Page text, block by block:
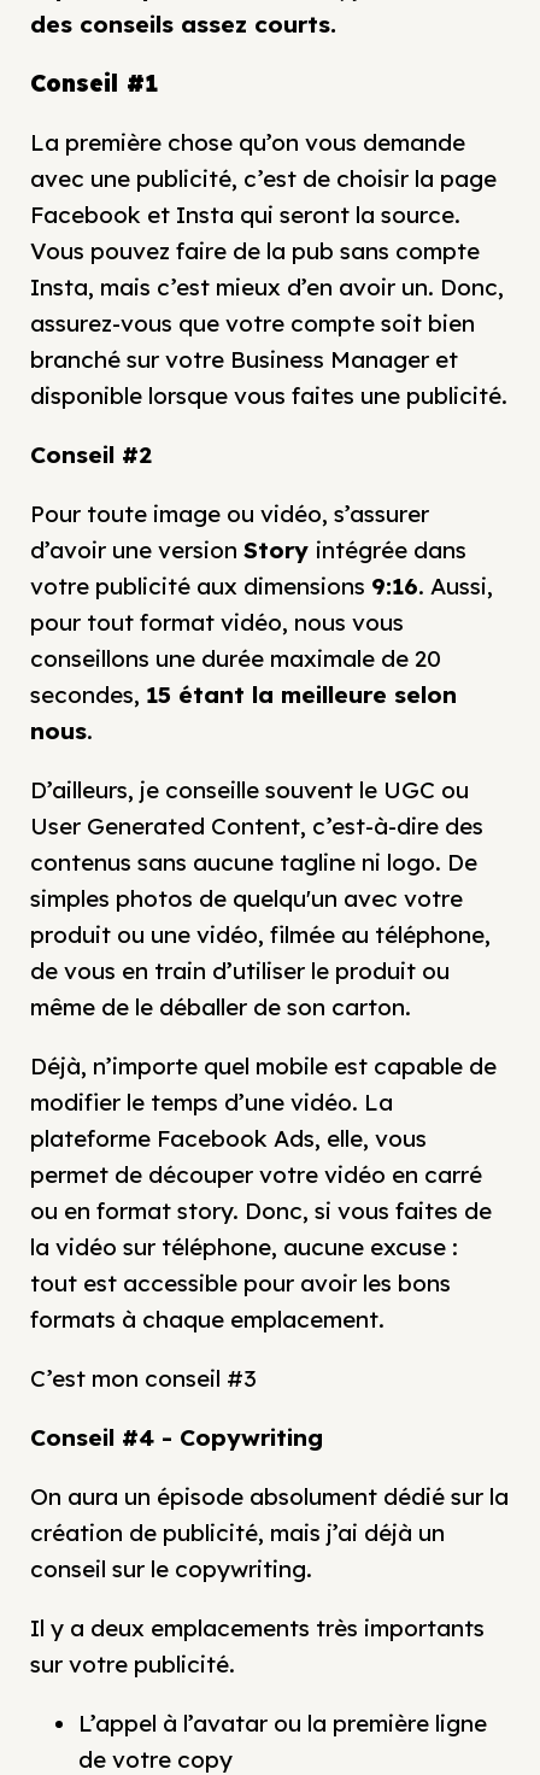
des conseils assez courts.
Conseil #1
La première chose qu’on vous demande
avec une publicité, c’est de choisir la page
Facebook et Insta qui seront la source.
Vous pouvez faire de la pub sans compte
Insta, mais c’est mieux d’en avoir un. Donc,
assurez-vous que votre compte soit bien
branché sur votre Business Manager et
disponible lorsque vous faites une publicité.
Conseil #2
Pour toute image ou vidéo, s’assurer
d’avoir une version Story intégrée dans
votre publicité aux dimensions 9:16. Aussi,
pour tout format vidéo, nous vous
conseillons une durée maximale de 20
secondes, 15 étant la meilleure selon
nous.
D’ailleurs, je conseille souvent le UGC ou
User Generated Content, c’est-à-dire des
contenus sans aucune tagline ni logo. De
simples photos de quelqu'un avec votre
produit ou une vidéo, filmée au téléphone,
de vous en train d’utiliser le produit ou
même de le déballer de son carton.
Déjà, n’importe quel mobile est capable de
modifier le temps d’une vidéo. La
plateforme Facebook Ads, elle, vous
permet de découper votre vidéo en carré
ou en format story. Donc, si vous faites de
la vidéo sur téléphone, aucune excuse :
tout est accessible pour avoir les bons
formats à chaque emplacement.
C’est mon conseil #3
Conseil #4 - Copywriting
On aura un épisode absolument dédié sur la
création de publicité, mais j’ai déjà un
conseil sur le copywriting.
Il y a deux emplacements très importants
sur votre publicité.
L’appel à l’avatar ou la première ligne
de votre copy